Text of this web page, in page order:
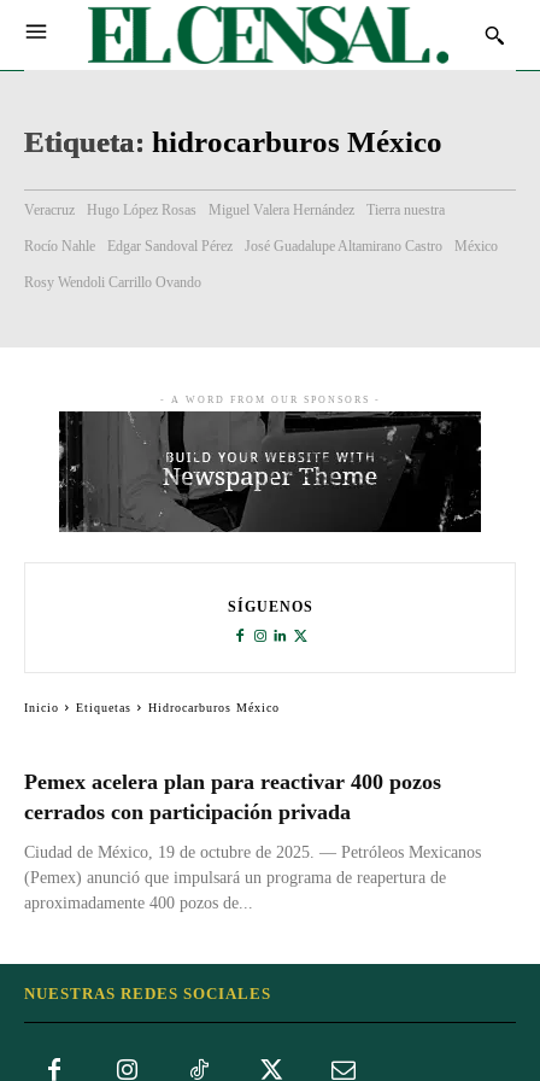
Etiqueta: hidrocarburos México
Veracruz Hugo López Rosas Miguel Valera Hernández Tierra nuestra
Rocío Nahle Edgar Sandoval Pérez José Guadalupe Altamirano Castro México
Rosy Wendoli Carrillo Ovando
Pemex acelera plan para reactivar 400 pozos
cerrados con participación privada
Ciudad de México, 19 de octubre de 2025. — Petróleos Mexicanos
(Pemex) anunció que impulsará un programa de reapertura de
aproximadamente 400 pozos de...
- A WORD FROM OUR SPONSORS -
SÍGUENOS
Inicio Etiquetas Hidrocarburos México
NUESTRAS REDES SOCIALES